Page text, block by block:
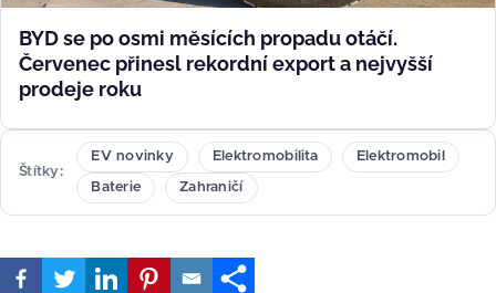
BYD se po osmi měsících propadu otáčí.
Červenec přinesl rekordní export a nejvyšší
prodeje roku
Štítky
EV novinky Elektromobilita Elektromobil
Baterie Zahraničí